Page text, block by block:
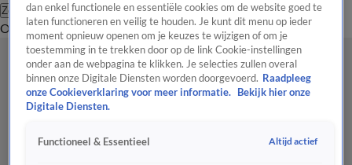
Zoeken
OverzichtRegioUitzendingenWeerTip de redactiePanelVideo's
dan enkel functionele en essentiële cookies om de website goed te
laten functioneren en veilig te houden. Je kunt dit menu op ieder
moment opnieuw openen om je keuzes te wijzigen of om je
toestemming in te trekken door op de link Cookie-instellingen
onder aan de webpagina te klikken. Je selecties zullen overal
binnen onze Digitale Diensten worden doorgevoerd. Raadpleeg
onze Cookieverklaring voor meer informatie.
Bekijk hier onze
Digitale Diensten.
Functioneel & Essentieel Altijd actief